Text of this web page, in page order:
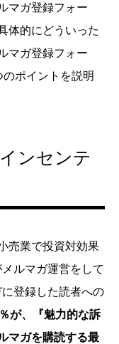
マガ登録フォー
体的にどういった
マガ登録フォー
ポイントを説明
ンセンテ
売業で投資対効果
ルマガ運営をして
登録した読者への
が、『魅力的な訴
マガを購読する最